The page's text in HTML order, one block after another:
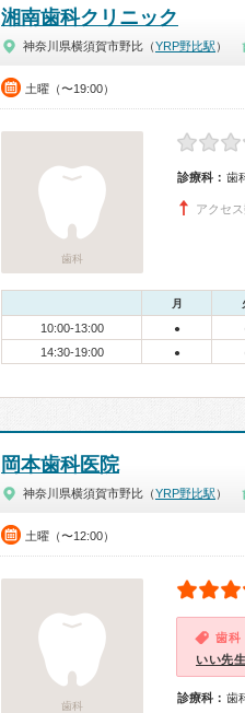
湘南歯科クリニック
神奈川県横須賀市野比（YRP野比駅 ）
土曜（〜19:00）
歯科
診療科： 歯
アクセ
月
10:00-13:00 ●
14:30-19:00 ●
岡本歯科医院
神奈川県横須賀市野比（YRP野比駅 ）
土曜（〜12:00）
歯科
歯科
いい先
診療科： 歯